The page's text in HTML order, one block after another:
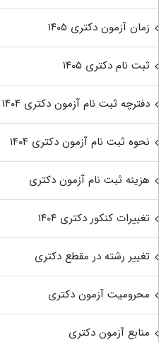
زمان آزمون دکتری ۱۴۰۵
ثبت نام دکتری ۱۴۰۵
دفترچه ثبت نام آزمون دکتری ۱۴۰۴
نحوه ثبت نام آزمون دکتری ۱۴۰۴
هزینه ثبت نام آزمون دکتری
تغییرات کنکور دکتری ۱۴۰۴
تغییر رشته در مقطع دکتری
محرومیت آزمون دکتری
منابع آزمون دکتری